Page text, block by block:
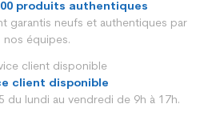
Adulte
Bleu marine, Blanc, Bleu
produits authentiques
garantis neufs et authentiques par
nos équipes.
client disponible
du lundi au vendredi de 9h à 17h.